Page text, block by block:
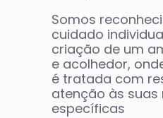
Somos
cuidado
criação de um
e acolhedor,
é tratada com
atenção às suas
específicas